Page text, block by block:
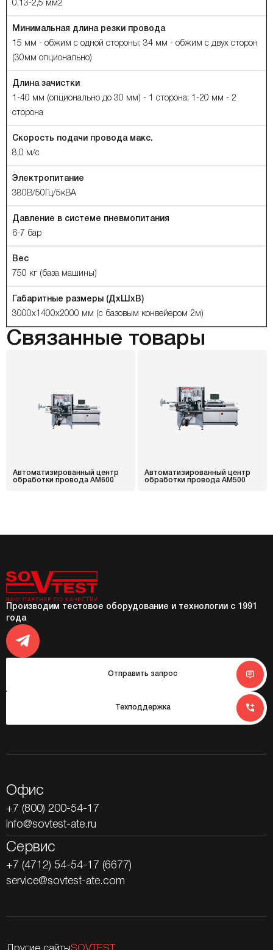
0,13-2,5 мм2
Минимальная длина резки провода
15 мм - обжим с одной стороны; 34 мм - обжим с двух сторон
(30мм опционально)
Длина зачистки
1-40 мм (опционально до 30 мм) - 1 сторона; 1-20 мм - 2
сторона
Скорость подачи провода макс.
8,0 м/c
Электропитание
380В/50Гц/5кВА
Давление в системе пневмопитания
6-7 бар
Вес
750 кг (база машины)
Габаритные размеры (ДхШхВ)
3000x1400x2000 мм (с базовым конвейером 2м)
Связанные товары
Автоматизированный центр
обработки провода АМ600
Автоматизированный центр
обработки провода АМ500
Производим тестовое оборудование и технологии с 1991
года
Отправить запрос
Техподдержка
Офис
+7 (800) 200-54-17
info@sovtest-ate.ru
Сервис
+7 (4712) 54-54-17 (6677)
service@sovtest-ate.com